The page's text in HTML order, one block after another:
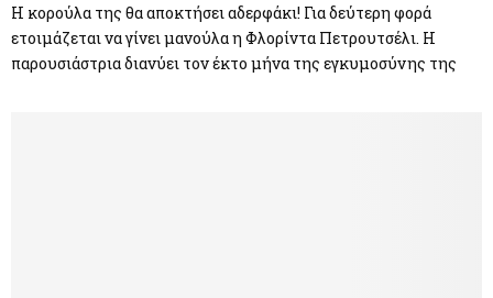
Η κορούλα της θα αποκτήσει αδερφάκι! Για δεύτερη φορά
ετοιμάζεται να γίνει μανούλα η Φλορίντα Πετρουτσέλι. Η
παρουσιάστρια διανύει τον έκτο μήνα της εγκυμοσύνης της